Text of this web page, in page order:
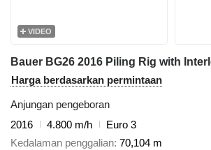
VIDEO
Harga berdasarkan permintaan
Anjungan pengeboran
2016
4.800 m/h
Euro 3
Kedalaman penggalian 70,104 m